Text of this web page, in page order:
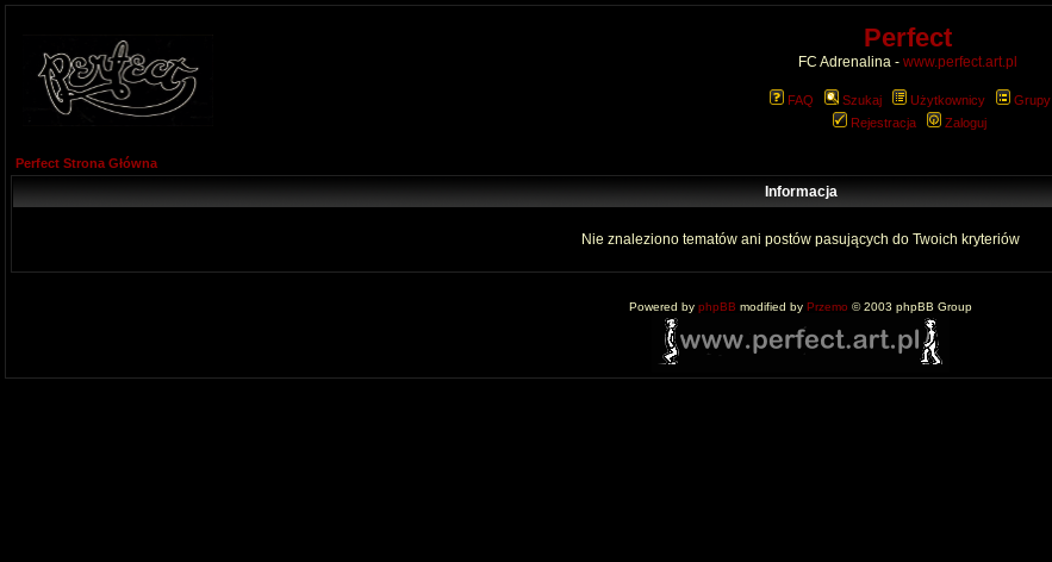
Perfect
FC Adrenalina - www.perfect.art.pl
FAQ Szukaj Użytkownicy
Grupy
Rejestracja
Zaloguj
Perfect Strona Główna
Informacja
Nie znaleziono tematów ani postów pasujących do Twoich kryteriów
Powered by phpBB modified by Przemo © 2003 phpBB Group